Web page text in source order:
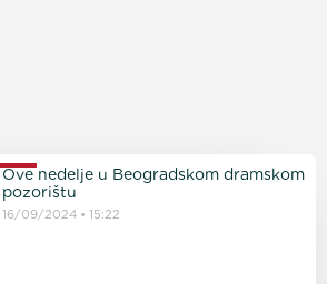
Ove nedelje u Beogradskom dramskom
pozorištu
16/09/2024 15:22